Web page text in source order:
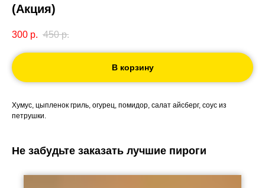
(Акция)
300 р. 450 р.
В корзину
Хумус, цыпленок гриль, огурец, помидор, салат айсберг, соус из
петрушки.
Не забудьте заказать лучшие пироги